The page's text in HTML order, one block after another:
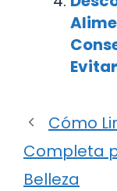
Cómo
Completa
Belleza